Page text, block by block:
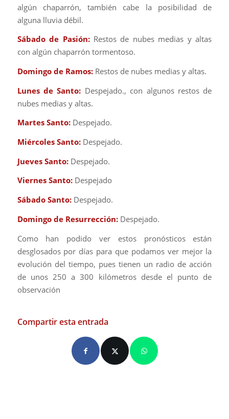
algún chaparrón, también cabe la posibilidad de
alguna lluvia débil.
Sábado de Pasión:Restos de nubes medias y altas
con algún chaparrón tormentoso.
Domingo de Ramos:Restos de nubes medias y altas.
Lunes de Santo: Despejado., con algunos restos de
nubes medias y altas.
Martes Santo:Despejado.
Miércoles Santo:Despejado.
Jueves Santo:Despejado.
Viernes Santo:Despejado
Sábado Santo:Despejado.
Domingo de Resurrección:Despejado.
Como han podido ver estos pronósticos están
desglosados por días para que podamos ver mejor la
evolución del tiempo, pues tienen un radio de acción
de unos 250 a 300 kilómetros desde el punto de
observación
Compartir esta entrada